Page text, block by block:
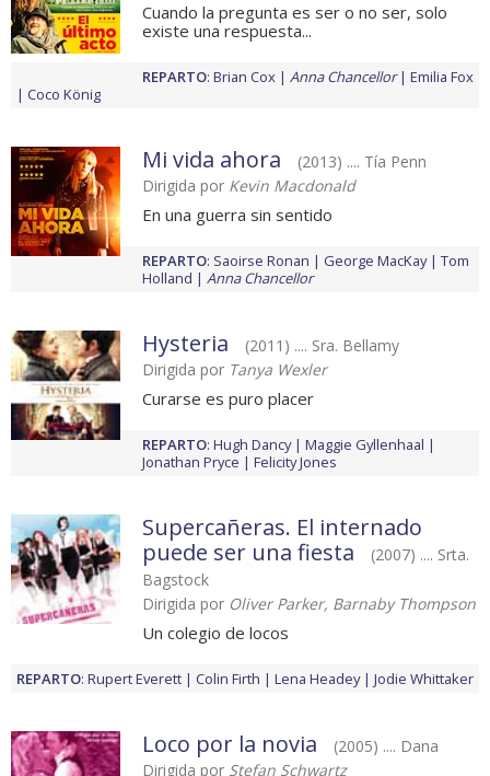
Cuando la pregunta es ser o no ser, solo
existe una respuesta...
REPARTO: Brian Cox Anna Chancellor
Emilia Fox
Coco König
Mi vida ahora
(2013) .... Tía Penn
Dirigida por Kevin Macdonald
En una guerra sin sentido
REPARTO: Saoirse Ronan George MacKay
Tom
Holland
Anna Chancellor
Hysteria
(2011) .... Sra. Bellamy
Dirigida por Tanya Wexler
Curarse es puro placer
REPARTO: Hugh Dancy
Maggie Gyllenhaal
Jonathan Pryce
Felicity Jones
Supercañeras. El internado
puede ser una fiesta
(2007) .... Srta.
Bagstock
Dirigida por Oliver Parker, Barnaby Thompson
Un colegio de locos
REPARTO: Rupert Everett Colin Firth Lena Headey Jodie Whittaker
Loco por la novia
(2005) .... Dana
Dirigida por Stefan Schwartz